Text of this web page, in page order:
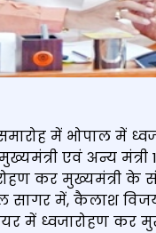
में भोपाल में
एवं अन्य
कर मुख्यमंत्री
में, कैलाश
में ध्वजारोहण कर